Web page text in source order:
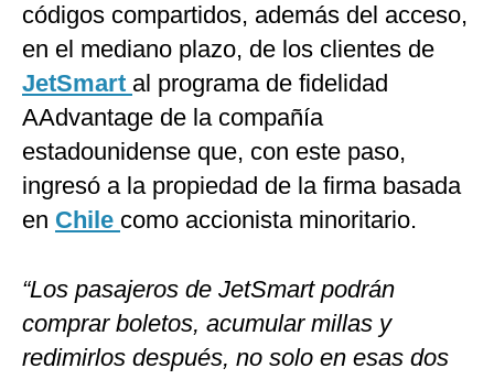
códigos compartidos, además del acceso,
en el mediano plazo, de los clientes de
JetSmart al programa de fidelidad
AAdvantage de la compañía
estadounidense que, con este paso,
ingresó a la propiedad de la firma basada
en Chile como accionista minoritario.
“Los pasajeros de JetSmart podrán
comprar boletos, acumular millas y
redimirlos después, no solo en esas dos